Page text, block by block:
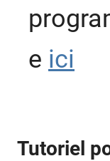
e ici
Tutoriel